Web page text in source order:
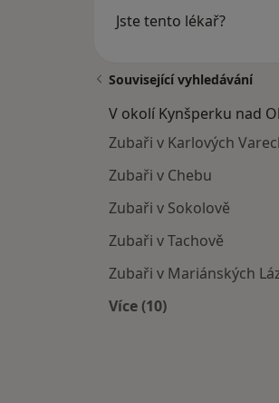
Jste tento lékař?
Související vyhledávání
V okolí Kynšperku nad
Zubaři v Karlových
Zubaři v Chebu
Zubaři v Sokolově
Zubaři v Tachově
Zubaři v Mariánských
Více (10)